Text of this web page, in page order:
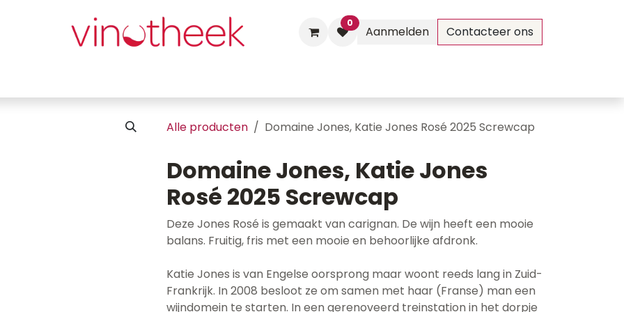
0
Aanmelden Contacteer ons
Alle producten Domaine Jones, Katie Jones Rosé 2025 Screwcap
Domaine Jones, Katie Jones
Rosé 2025 Screwcap
Deze Jones Rosé is gemaakt van carignan. De wijn heeft een mooie
balans. Fruitig, fris met een mooie en behoorlijke afdronk.
Katie Jones is van Engelse oorsprong maar woont reeds lang in Zuid-
Frankrijk. In 2008 besloot ze om samen met haar (Franse) man een
wijndomein te starten. In een gerenoveerd treinstation in het dorpje